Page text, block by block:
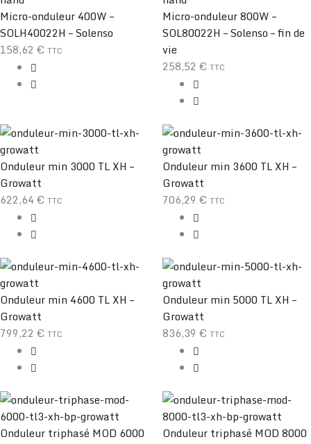
Micro-onduleur 400W –
SOLH40022H – Solenso
158,62 € TTC
Micro-onduleur 800W –
SOL80022H – Solenso – fin de
vie
258,52 € TTC
Onduleur min 3000 TL XH –
Growatt
622,64 € TTC
Onduleur min 3600 TL XH –
Growatt
706,29 € TTC
Onduleur min 4600 TL XH –
Growatt
799,22 € TTC
Onduleur min 5000 TL XH –
Growatt
836,39 € TTC
Onduleur triphasé MOD 6000
Onduleur triphasé MOD 8000